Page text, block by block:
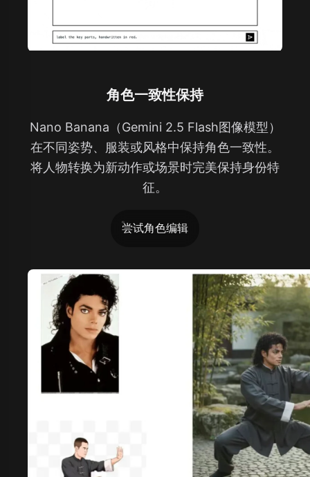
角色一致性保持
Nano Banana（Gemini 2.5 Flash图像模型）
在不同姿势、服装或风格中保持角色一致性。
将人物转换为新动作或场景时完美保持身份特
征。
尝试角色编辑